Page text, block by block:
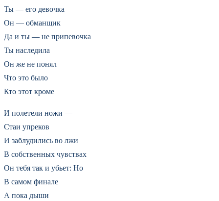
Ты — его девочка
Он — обманщик
Да и ты — не припевочка
Ты наследила
Он же не понял
Что это было
Кто этот кроме
И полетели ножи —
Стаи упреков
И заблудились во лжи
В собственных чувствах
Он тебя так и убьет: Но
В самом финале
А пока дыши